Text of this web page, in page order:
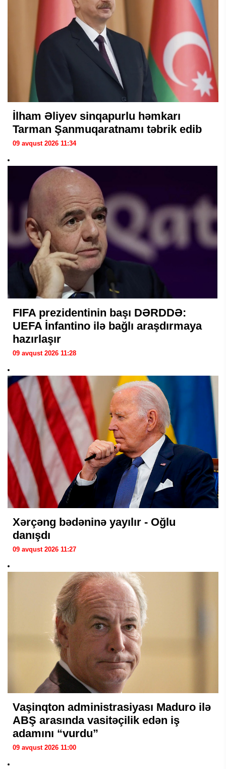
İlham Əliyev sinqapurlu həmkarı
Tarman Şanmuqaratnamı təbrik edib
09 avqust 2026 11:34
FIFA prezidentinin başı DƏRDDƏ:
UEFA İnfantino ilə bağlı araşdırmaya
hazırlaşır
09 avqust 2026 11:28
Xərçəng bədəninə yayılır - Oğlu
danışdı
09 avqust 2026 11:27
Vaşinqton administrasiyası Maduro ilə
ABŞ arasında vasitəçilik edən iş
adamını “vurdu”
09 avqust 2026 11:00